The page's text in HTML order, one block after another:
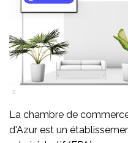
La chambre de
d'Azur est un